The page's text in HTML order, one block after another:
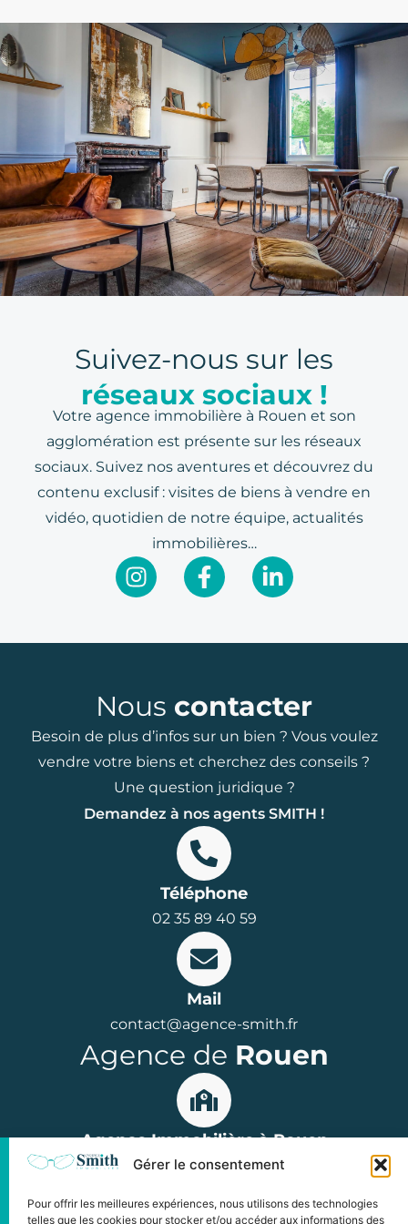
Gérer le consentement
Pour offrir les meilleures expériences, nous utilisons des technologies
telles que les cookies pour stocker et/ou accéder aux informations des
Suivez-nous sur les
réseaux sociaux !
Votre agence immobilière à Rouen et son
agglomération est présente sur les réseaux
sociaux. Suivez nos aventures et découvrez du
contenu exclusif : visites de biens à vendre en
vidéo, quotidien de notre équipe, actualités
immobilières…
Nous contacter
Besoin de plus d’infos sur un bien ? Vous voulez
vendre votre biens et cherchez des conseils ?
Une question juridique ?
Demandez à nos agents SMITH !
Téléphone
02 35 89 40 59
Mail
contact@agence-smith.fr
Agence de Rouen
Agence Immobilière à Rouen
15 rue Jean Lecanuet, 76000 Rouen
Horaires : du lundi au vendredi